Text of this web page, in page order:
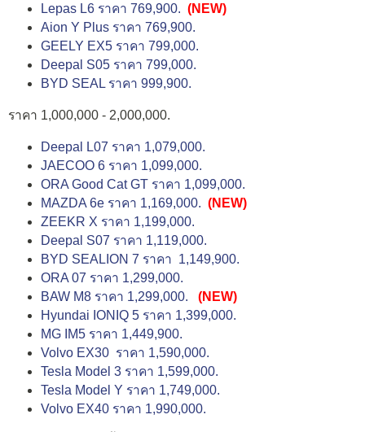
Lepas L6 ราคา 769,900. (NEW)
Aion Y Plus ราคา 769,900.
GEELY EX5 ราคา 799,000.
Deepal S05 ราคา 799,000.
BYD SEAL ราคา 999,900.
ราคา 1,000,000 - 2,000,000.
Deepal L07 ราคา 1,079,000.
JAECOO 6 ราคา 1,099,000.
ORA Good Cat GT ราคา 1,099,000.
MAZDA 6e ราคา 1,169,000. (NEW)
ZEEKR X ราคา 1,199,000.
Deepal S07 ราคา 1,119,000.
BYD SEALION 7 ราคา 1,149,900.
ORA 07 ราคา 1,299,000.
BAW M8 ราคา 1,299,000.
(NEW)
Hyundai IONIQ 5 ราคา 1,399,000.
MG IM5 ราคา 1,449,900.
Volvo EX30 ราคา 1,590,000.
Tesla Model 3 ราคา 1,599,000.
Tesla Model Y ราคา 1,749,000.
Volvo EX40 ราคา 1,990,000.